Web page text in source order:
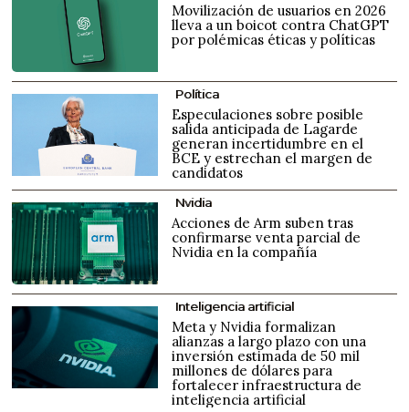
Movilización de usuarios en 2026
lleva a un boicot contra ChatGPT
por polémicas éticas y políticas
Política
Especulaciones sobre posible
salida anticipada de Lagarde
generan incertidumbre en el
BCE y estrechan el margen de
candidatos
Nvidia
Acciones de Arm suben tras
confirmarse venta parcial de
Nvidia en la compañía
Inteligencia artificial
Meta y Nvidia formalizan
alianzas a largo plazo con una
inversión estimada de 50 mil
millones de dólares para
fortalecer infraestructura de
inteligencia artificial